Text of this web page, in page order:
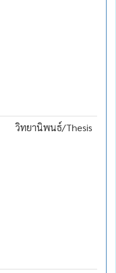
วิทยานิพนธ์/Thesis